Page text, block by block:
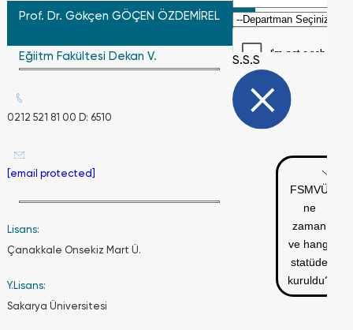
Prof. Dr. Gökçen GÖÇEN ÖZDEMİREL
Eğiitm Fakültesi Dekan V.
0212 521 81 00 D: 6510
[email protected]
Lisans:
Çanakkale Onsekiz Mart Ü.
Y.Lisans:
Sakarya Üniversitesi
Gönder
S.S.S
FSMVÜ
ne
zaman
ve hangi
statüde
kuruldu?